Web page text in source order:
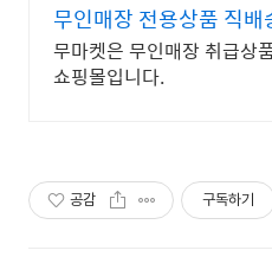
무인매장 전용상품 직배
무마켓은 무인매장 취급상
쇼핑몰입니다.
공감 구독하기